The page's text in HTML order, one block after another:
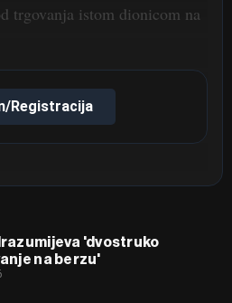
trgovanja istom dionicom na
Registracija
'dvostruko
na berzu'